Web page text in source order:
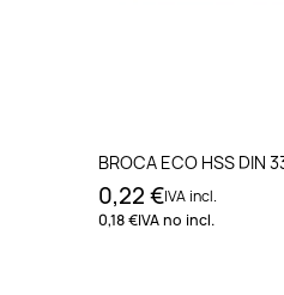
BROCA ECO HSS DIN
0,22 €IVA incl.
0,18 €IVA no incl.